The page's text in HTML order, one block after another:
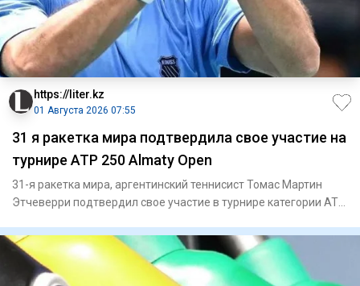
https://liter.kz
01 Августа 2026 07:55
31 я ракетка мира подтвердила свое участие на
турнире ATP 250 Almaty Open
31-я ракетка мира, аргентинский теннисист Томас Мартин
Этчеверри подтвердил свое участие в турнире категории ATP